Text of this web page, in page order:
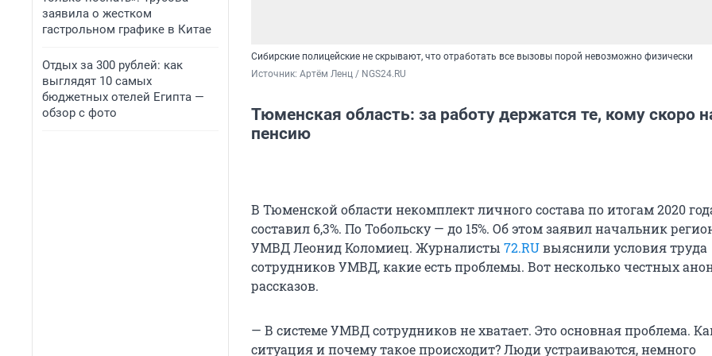
заявила о жестком
гастрольном графике в Китае
Отдых за 300 рублей: как
выглядят 10 самых
бюджетных отелей Египта —
обзор с фото
Сибирские полицейские не скрывают, что отработать все вызовы порой невозможно физически
Источник: Артём Ленц / NGS24.RU
Тюменская область: за работу держатся те, кому скоро
пенсию
В Тюменской области некомплект личного состава по итогам 2020
составил 6,3%. По Тобольску — до 15%. Об этом заявил начальник
УМВД Леонид Коломиец. Журналисты 72.RUвыяснили условия труда
сотрудников УМВД, какие есть проблемы. Вот несколько честных
рассказов.
— В системе УМВД сотрудников не хватает. Это основная проблема.
ситуация и почему такое происходит? Люди устраиваются, немного